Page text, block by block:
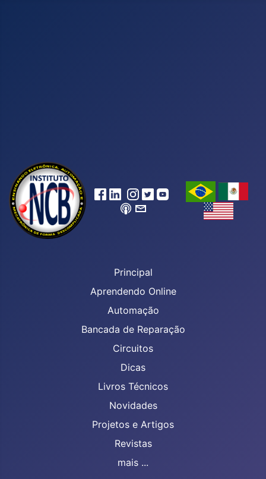
Principal
Aprendendo Online
Automação
Bancada de Reparação
Circuitos
Dicas
Livros Técnicos
Novidades
Projetos e Artigos
Revistas
mais ...